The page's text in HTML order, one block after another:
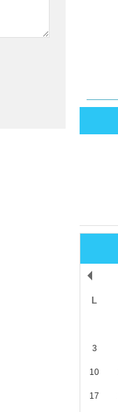
L
3
10
17